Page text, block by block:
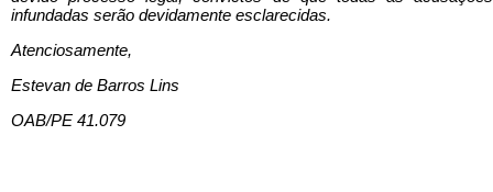
infundadas serão devidamente esclarecidas.
Atenciosamente,
Estevan de Barros Lins
OAB/PE 41.079